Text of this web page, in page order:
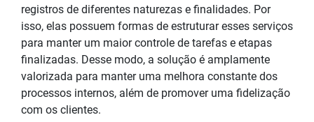
registros de diferentes naturezas e finalidades. Por
isso, elas possuem formas de estruturar esses serviços
para manter um maior controle de tarefas e etapas
finalizadas. Desse modo, a solução é amplamente
valorizada para manter uma melhora constante dos
processos internos, além de promover uma fidelização
com os clientes.